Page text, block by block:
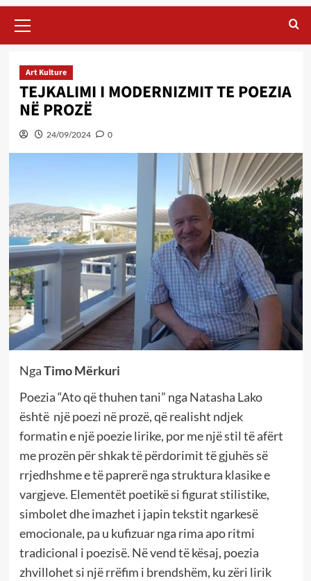
Menu
Art Kulture
TEJKALIMI I MODERNIZMIT TE POEZIA
NË PROZË
24/09/2024 0
NgaTimo Mërkuri
Poezia “Ato që thuhen tani” nga Natasha Lako
është një poezi në prozë, që realisht ndjek
formatin e një poezie lirike, por me një stil të afërt
me prozën për shkak të përdorimit të gjuhës së
rrjedhshme e të paprerë nga struktura klasike e
vargjeve. Elementët poetikë si figurat stilistike,
simbolet dhe imazhet i japin tekstit ngarkesë
emocionale, pa u kufizuar nga rima apo ritmi
tradicional i poezisë. Në vend të kësaj, poezia
zhvillohet si një rrëfim i brendshëm, ku zëri lirik